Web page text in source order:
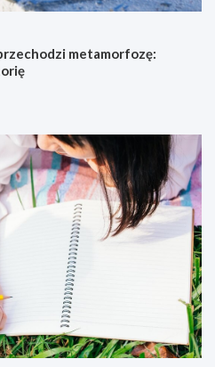
metamorfozę: